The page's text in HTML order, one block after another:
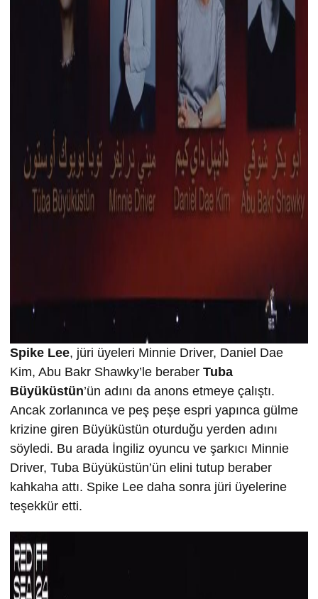
Spike Lee, jüri üyeleri Minnie Driver, Daniel Dae
Kim, Abu Bakr Shawky’le beraber Tuba
Büyüküstün’ün adını da anons etmeye çalıştı.
Ancak zorlanınca ve peş peşe espri yapınca gülme
krizine giren Büyüküstün oturduğu yerden adını
söyledi. Bu arada İngiliz oyuncu ve şarkıcı Minnie
Driver, Tuba Büyüküstün’ün elini tutup beraber
kahkaha attı. Spike Lee daha sonra jüri üyelerine
teşekkür etti.